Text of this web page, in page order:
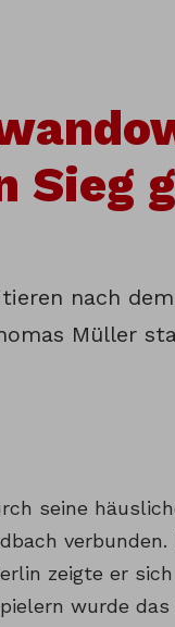
Sieg
nach
Müller
seine
verbunden.
zeigte er
wurde das